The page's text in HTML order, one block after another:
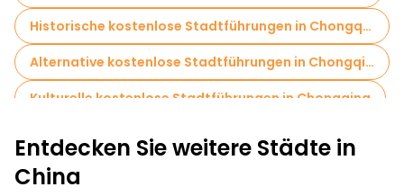
Historische kostenlose Stadtführungen in Chongqing
Alternative kostenlose Stadtführungen in Chongqing
Kulturelle kostenlose Stadtführungen in Chongqing
Kunstfreie Stadtführungen in Chongqing
Kostenlose Rundgänge für Familien in Chongqing
Entdecken Sie weitere Städte in
China